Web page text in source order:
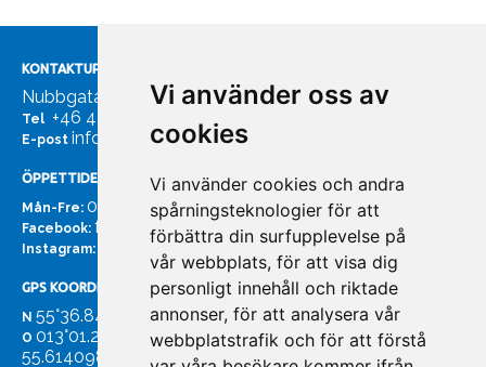
Vi använder oss av
cookies
Vi använder cookies och andra
spårningsteknologier för att
förbättra din surfupplevelse på
vår webbplats, för att visa dig
personligt innehåll och riktade
annonser, för att analysera vår
webbplatstrafik och för att förstå
KONTAKTUPPGIFTER
Nubbgatan 7, 211 24 Malmö
Tel +46 40185561
E-post info@bachmans.se
ÖPPETTIDER
Mån-Fre: 07:00 - 16:00
Facebook: facebook.com/bachmans.se
Instagram: instagram.com/bachmans.se
GPS KOORDINATER
N 55°36.847
O 013°01.255'
55.614098. 13.020931'